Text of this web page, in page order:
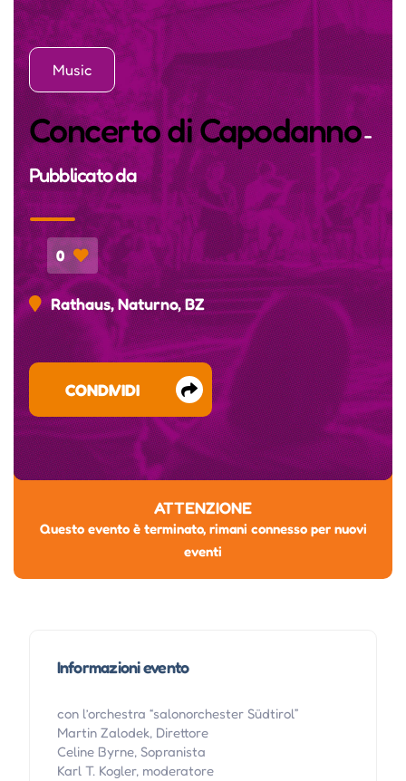
Music
Concerto di Capodanno-
Pubblicato da
0
Rathaus, Naturno, BZ
CONDIVIDI
ATTENZIONE
Questo evento è terminato, rimani connesso per nuovi
eventi
Informazioni evento
con l’orchestra “salonorchester Südtirol”
Martin Zalodek, Direttore
Celine Byrne, Sopranista
Karl T. Kogler, moderatore